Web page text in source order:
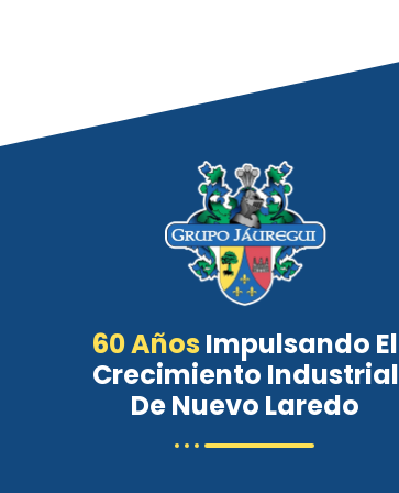
60 AñosImpulsando El
Crecimiento Industrial
De Nuevo Laredo